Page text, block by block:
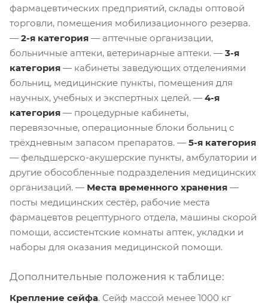
фармацевтических предприятий, склады оптовой
торговли, помещения мобилизационного резерва.
— 2-я категория — аптечные организации,
больничные аптеки, ветеринарные аптеки. — 3-я
категория — кабинеты заведующих отделениями
больниц, медицинские пункты, помещения для
научных, учебных и экспертных целей. — 4-я
категория — процедурные кабинеты,
перевязочные, операционные блоки больниц с
трёхдневным запасом препаратов. — 5-я категория
— фельдшерско-акушерские пункты, амбулатории и
другие обособленные подразделения медицинских
организаций. — Места временного хранения —
посты медицинских сестёр, рабочие места
фармацевтов рецептурного отдела, машины скорой
помощи, ассистентские комнаты аптек, укладки и
наборы для оказания медицинской помощи.
Дополнительные положения к таблице:
Крепление сейфа. Сейф массой менее 1000 кг